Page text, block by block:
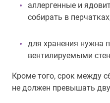
аллергенные и
собирать в
для хранения нужна
вентилируемыми
Кроме того, срок между
не должен превышать